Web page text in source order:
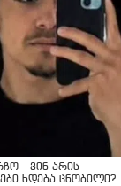
- ვინ არის
ხდება ცნობილი?